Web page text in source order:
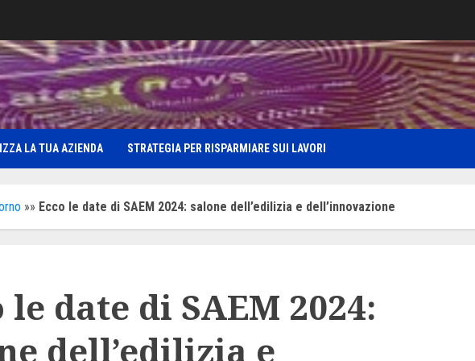
LA TUA AZIENDA STRATEGIA PER RISPARMIARE SUI LAVORI
»» Ecco le date di SAEM 2024: salone dell’edilizia e dell’innovazione
le date di SAEM 2024:
dell’edilizia e